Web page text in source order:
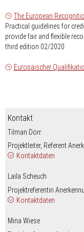
The European
Practical guidelines for
provide fair and flexible
third edition 02/2020
Europäischer
Kontakt
Tilman Dörr
Projektleiter, Referent
doerr
nospam-
hrk.de
0049/(0)228/887-203
Kontaktdaten
Laila Scheuch
Projektreferentin
scheuch
nospam-
hrk.de
Kontaktdaten
Mina Wiese